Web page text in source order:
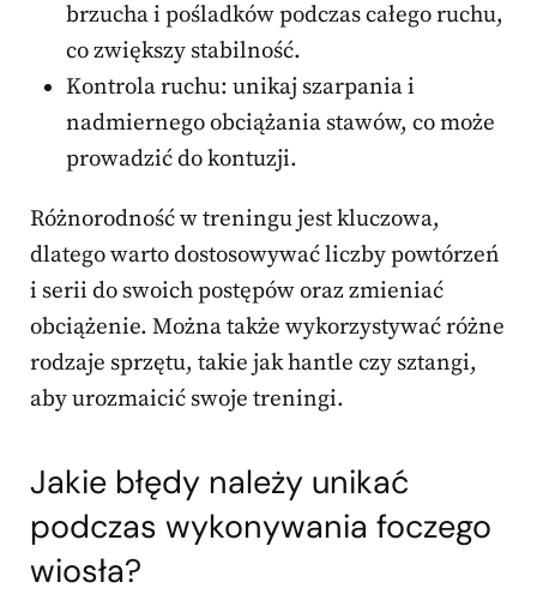
brzucha i pośladków podczas całego ruchu,
co zwiększy stabilność.
Kontrola ruchu: unikaj szarpania i
nadmiernego obciążania stawów, co może
prowadzić do kontuzji.
Różnorodność w treningu jest kluczowa,
dlatego warto dostosowywać liczby powtórzeń
i serii do swoich postępów oraz zmieniać
obciążenie. Można także wykorzystywać różne
rodzaje sprzętu, takie jak hantle czy sztangi,
aby urozmaicić swoje treningi.
Jakie błędy należy unikać
podczas wykonywania foczego
wiosła?